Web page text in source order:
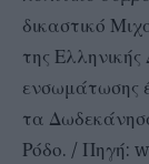
δικαστικό
της
ενσωμάτωσης
τα
Ρόδο. / Πηγή: